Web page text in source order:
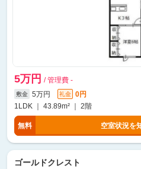
5万円 / 管理費 -
敷金 5万円 礼金
0円
1LDK ｜ 43.89m² ｜ 2階
無料 空室状況を
ゴールドクレスト